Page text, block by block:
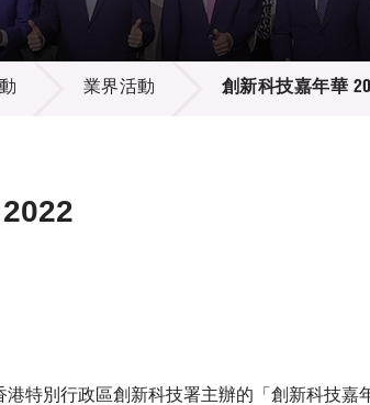
招標通告
徵求研發項目計劃書
項目資料庫
資訊中心
多媒體
出版刊物
業界活動 創新科技嘉年華
特別行政區創新科技署主辦的「創新科技